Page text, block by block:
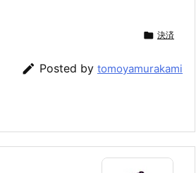
 決済
 Posted by tomoyamurakami